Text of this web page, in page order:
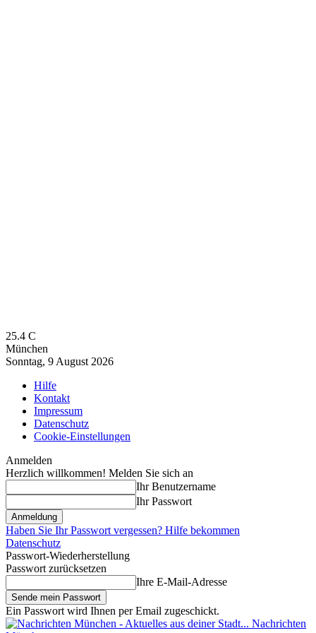
25.4 C
München
Sonntag, 9 August 2026
Hilfe
Kontakt
Impressum
Datenschutz
Cookie-Einstellungen
Anmelden
Herzlich willkommen! Melden Sie sich an
Ihr Benutzername
Ihr Passwort
Haben Sie Ihr Passwort vergessen? Hilfe bekommen
Datenschutz
Passwort-Wiederherstellung
Passwort zurücksetzen
Ihre E-Mail-Adresse
Ein Passwort wird Ihnen per Email zugeschickt.
Nachrichten